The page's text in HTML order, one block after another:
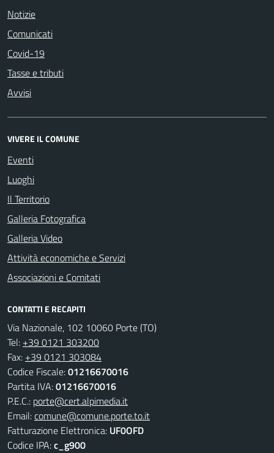
Notizie
Comunicati
Covid-19
Tasse e tributi
Avvisi
VIVERE IL COMUNE
Eventi
Luoghi
Il Territorio
Galleria Fotografica
Galleria Video
Attività economiche e Servizi
Associazioni e Comitati
CONTATTI E RECAPITI
Via Nazionale, 102 10060 Porte (TO)
Tel: +39 0121 303200
Fax: +39 0121 303084
Codice Fiscale:01216670016
Partita IVA:01216670016
P.E.C.: porte@cert.alpimedia.it
Email:comune@comune.porte.to.it
Fatturazione Elettronica: UF0OFD
Codice IPA:c_g900